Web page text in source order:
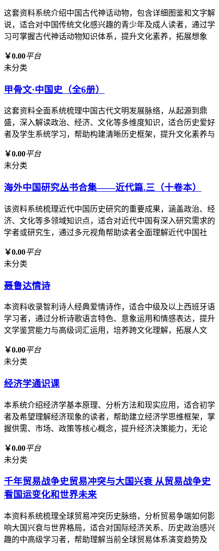
这套资料系统介绍中国古代神话动物，包含详细图鉴和文字解
说，适合对中国传统文化感兴趣的青少年及成人读者，通过学
习可掌握古代神话动物知识体系，提升文化素养，拓展想象
￥0.00平台
未分类
甲骨文·中国史（全6册）
这套资料全面系统梳理中国古代文明发展脉络，从起源到鼎
盛，深入解读政治、经济、文化等多维度知识，适合历史爱好
者及学生系统学习，帮助构建清晰历史框架，提升文化素养与
￥0.00平台
未分类
海外中国研究丛书合集——近代篇.三（十卷本）
该资料系统梳理近代中国历史研究的重要成果，涵盖政治、经
济、文化等多领域知识点，适合对近代中国有深入研究需求的
学者或研究生，通过多元视角帮助读者全面理解近代中国社
￥0.00平台
未分类
聂鲁达情诗
本资料收录智利诗人经典爱情诗作，适合中级及以上西班牙语
学习者，通过分析诗歌语言特色、意象运用和情感表达，提升
文学鉴赏能力与高级词汇运用，培养跨文化理解，拓展人文
￥0.00平台
未分类
经济学通识课
本系统介绍经济学基本原理、分析方法和现实应用，适合初学
者及希望理解经济现象的读者，帮助建立经济学思维框架，掌
握供需、市场、政策等核心概念，提升经济决策能力，无论
￥0.00平台
未分类
千年贸易战争史贸易冲突与大国兴衰 从贸易战争史
看国运变化和世界未来
本资料系统梳理全球贸易冲突历史脉络，分析贸易争端如何影
响大国兴衰与世界格局，适合对国际经济关系、历史政治感兴
趣的中高级学习者，帮助理解当前全球贸易体系演变趋势及